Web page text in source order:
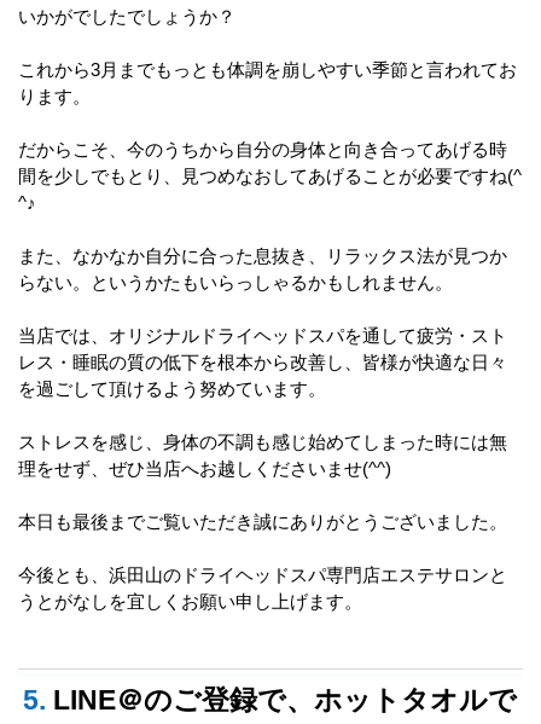
いかがでしたでしょうか？
これから3月までもっとも体調を崩しやすい季節と言われてお
ります。
だからこそ、今のうちから自分の身体と向き合ってあげる時
間を少しでもとり、見つめなおしてあげることが必要ですね(^
^♪
また、なかなか自分に合った息抜き、リラックス法が見つか
らない。というかたもいらっしゃるかもしれません。
当店では、オリジナルドライヘッドスパを通して疲労・スト
レス・睡眠の質の低下を根本から改善し、皆様が快適な日々
を過ごして頂けるよう努めています。
ストレスを感じ、身体の不調も感じ始めてしまった時には無
理をせず、ぜひ当店へお越しくださいませ(^^)
本日も最後までご覧いただき誠にありがとうございました。
今後とも、浜田山のドライヘッドスパ専門店エステサロンと
うとがなしを宜しくお願い申し上げます。
5. LINE＠のご登録で、ホットタオルで